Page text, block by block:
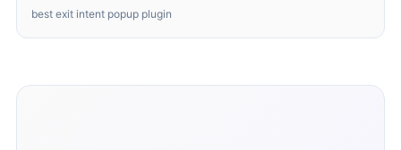
best exit intent popup plugin